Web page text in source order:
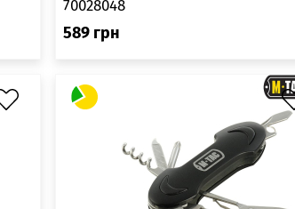
70028048
589 грн